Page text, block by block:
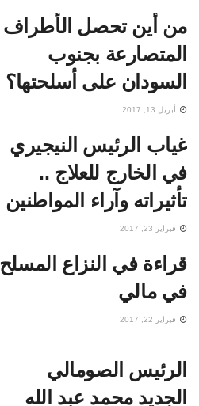
من أين تحصل الأطراف
المتصارعة بجنوب
السودان على أسلحتها؟
أبريل 13, 2017
غياب الرئيس النيجيري
في الخارج للعلاج ..
تأثيراته وآراء المواطنين
فبراير 23, 2017
قراءة في النزاع المسلح
في مالي
فبراير 22, 2017
الرئيس الصومالي
الجديد محمد عبد الله